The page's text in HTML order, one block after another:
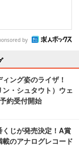
by
ング姿のライザ！
・シュタウト）ウェ
約受付開始
くじが発売決定！A賞
のアナログレコード